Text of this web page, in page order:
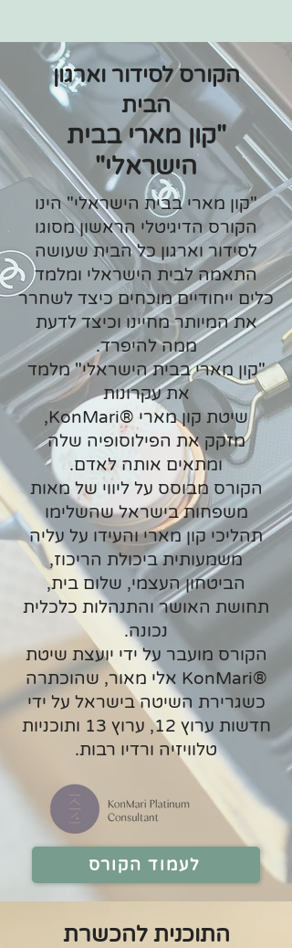
הקורס לסידור וארגון
הבית
"קון מאריבבית
הישראלי"
"קון מארי בבית הישראלי" הינו
הקורס הדיגיטלי הראשון מסוגו
לסידור וארגון כל הבית שעושה
התאמה לבית הישראלי ומלמד
כלים ייחודיים מוכחים כיצד לשחרר
את המיותר מחיינו וכיצד לדעת
ממה להיפרד.
"קון מארי בבית הישראלי" מלמד
את עקרונות
שיטת קון מארי ®
KonMari,
מזקק את הפילוסופיה שלה
ומתאים אותה לאדם.
הקורס מבוסס על ליווי של מאות
משפחות בישראל שהשלימו
תהליכי קון מארי והעידו על עליה
משמעותית ביכולת הריכוז,
הביטחון העצמי, שלום בית,
תחושת האושר והתנהלות כלכלית
נכונה.
הקורס מועבר על ידי יועצת שיטת
®
KonMari אלי מאור, שהוכתרה
כשגרירת השיטה בישראל על ידי
חדשות ערוץ 12, ערוץ 13 ותוכניות
טלוויזיה ורדיו רבות.
לעמוד הקורס
התוכנית להכשרת